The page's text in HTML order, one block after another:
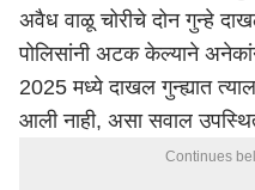
अवैध वाळू चोरीचे दोन गुन्हे
पोलिसांनी अटक केल्याने
2025 मध्ये दाखल गुन्ह्यात
आली नाही, असा सवाल
Continues